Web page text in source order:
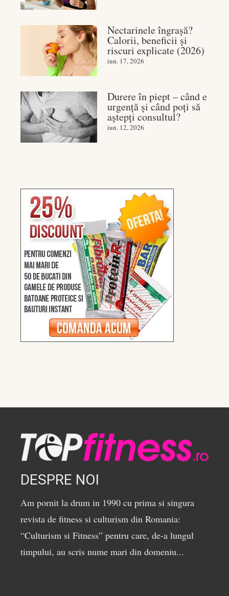
Nectarinele îngrașă?
Calorii, beneficii și
riscuri explicate (2026)
iun. 17, 2026
Durere în piept – când e
urgență și când poți să
aștepți consultul?
iun. 12, 2026
DESPRE NOI
Am pornit la drum in 1990 cu prima si singura
revista de fitness si culturism din Romania:
“Culturism si Fitness” pentru care, de-a lungul
timpului, au scris nume mari din domeniu...